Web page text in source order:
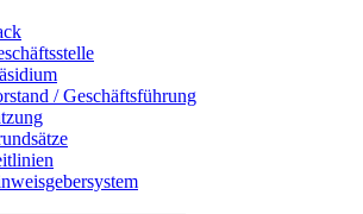
/ Geschäftsführung